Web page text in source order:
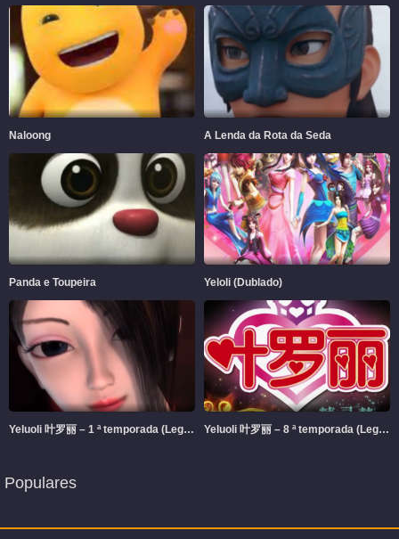
Naloong A Lenda da Rota da Seda
Panda e Toupeira Yeloli (Dublado)
Yeluoli 叶罗丽 – 1 ª temporada (Legendado) Yeluoli 叶罗丽 – 8 ª temporada (Legendado)
Populares